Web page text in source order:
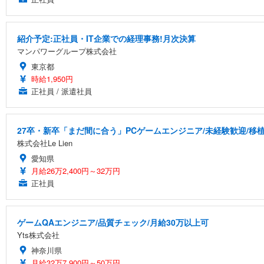
紹介予定:正社員・IT企業での経理事務!月次決算
マンパワーグループ株式会社
東京都
時給1,950円
正社員 / 派遣社員
27卒・新卒「まだ間に合う」PCゲームエンジニア/未経験歓迎/移
株式会社Le Lien
愛知県
月給26万2,400円～32万円
正社員
ゲームQAエンジニア/品質チェック/月給30万以上可
Yts株式会社
神奈川県